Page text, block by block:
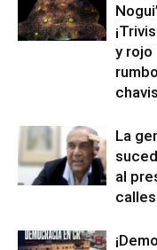
y rojo
La
al